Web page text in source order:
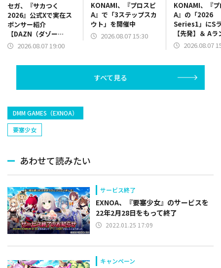
セガ、『サカつく
2026』公式Xで実在ス
ポンサー紹介
【DAZN（ダゾー
ン）】篇をポスト
2026.08.07 19:00
KONAMI、『プロスピ
A』で「3ステップスカ
ウト」を開催中
2026.08.07 15:30
KONAMI、『
A』の「2026
Series1」にS
【先発】＆ Aラ
【野手】新登
塁手)、持丸泰
捕手)など
2026.08.07
すべて見る
DMM GAMES（EXNOA）
要塞少女
あわせて読みたい
サービス終了
EXNOA、『要塞少女』のサービスを
22年2月28日をもって終了
2022.01.25 17:09
キャンペーン